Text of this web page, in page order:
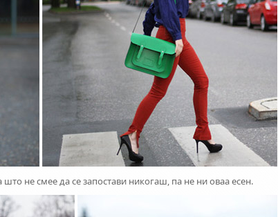
што не смее да се запостави никогаш, па не ни оваа есен.